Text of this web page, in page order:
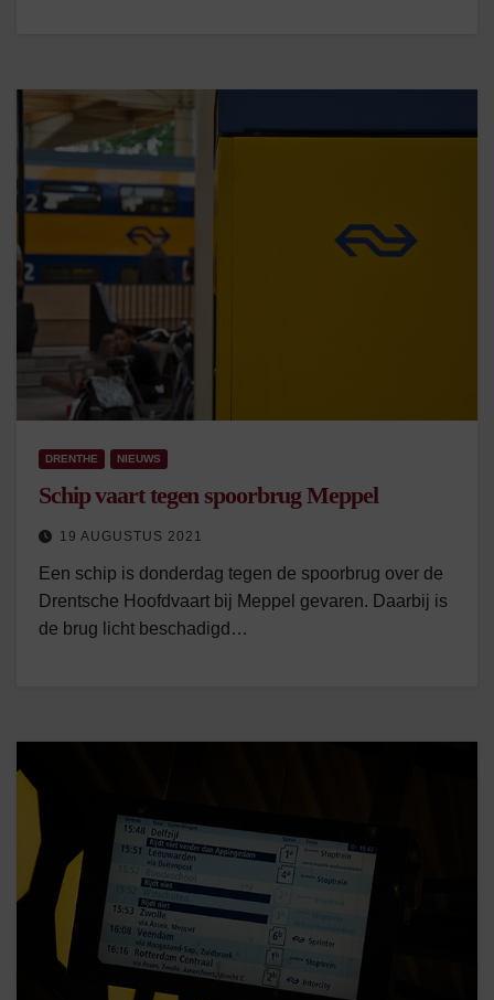
DRENTHE NIEUWS
Schip vaart tegen spoorbrug Meppel
19 AUGUSTUS 2021
Een schip is donderdag tegen de spoorbrug over de
Drentsche Hoofdvaart bij Meppel gevaren. Daarbij is
de brug licht beschadigd…